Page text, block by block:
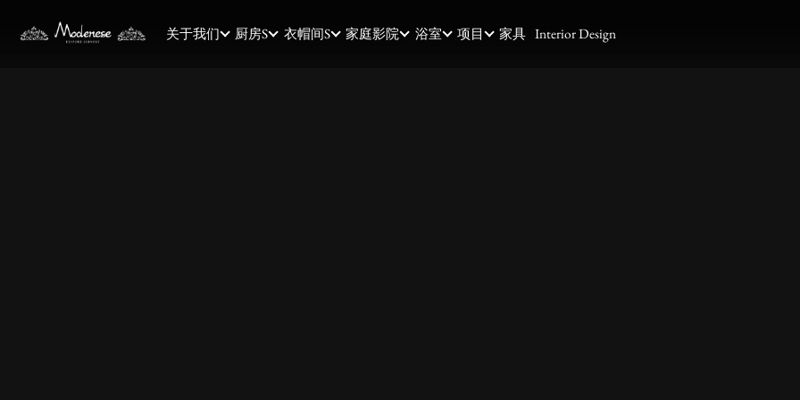
关于我们 厨房s 衣帽间s 家庭影院 浴室 项目 家具 Interior Design